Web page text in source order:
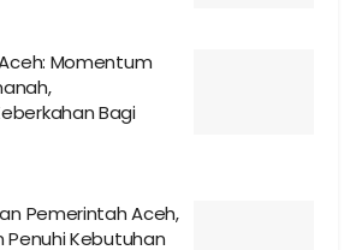
Momentum
Bagi
Pemerintah Aceh,
Penuhi Kebutuhan